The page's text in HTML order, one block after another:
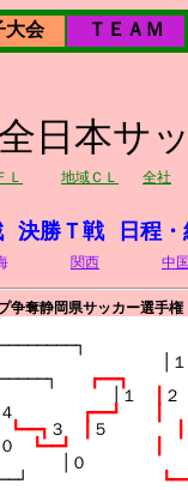
大会 ＴＥＡＭ
日本サ
Ｌ 地域ＣＬ 全社
決勝Ｔ戦 日程
関西 中国
争奪静岡県サッカー選
│１
┏━━┓
│１
２
４
┏━━┛　　┃
┗━━┓ ３ ┃ ５
０
┗━━┛　　　　　┃
│